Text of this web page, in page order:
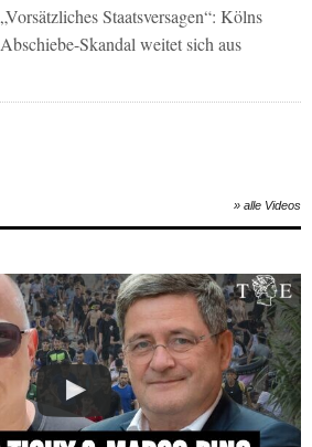
„Vorsätzliches Staatsversagen“: Kölns
Abschiebe-Skandal weitet sich aus
» alle Videos